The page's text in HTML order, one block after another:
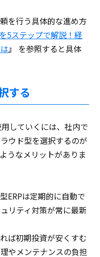
を行う具体的な進め方
5ステップで解説！経
』 を参照すると具体
する
していくには、社内で
ウド型を選択するのが
うなメリットがありま
ERPは定期的に自動で
リティ対策が常に最新
ば初期投資が安くすむ
やメンテナンスの負担